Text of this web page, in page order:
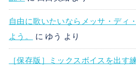
自由に歌いたいならメッサ・ディ
よう。
に ゆう より
［保存版］ミックスボイスを出す